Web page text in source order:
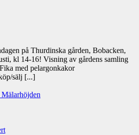
på Thurdinska gården, Bobacken,
kl 14-16! Visning av gårdens samling
med pelargonkakor
sälj [...]